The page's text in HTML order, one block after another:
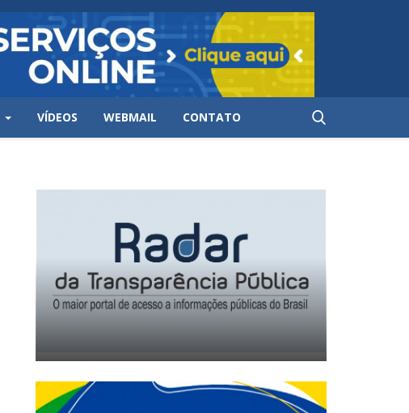
VÍDEOS WEBMAIL CONTATO